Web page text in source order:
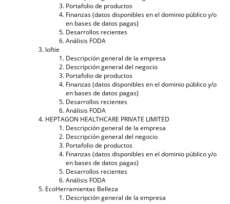
Portafolio de productos
Finanzas (datos disponibles en el dominio público y/o
en bases de datos pagas)
Desarrollos recientes
Análisis FODA
loftie
Descripción general de la empresa
Descripción general del negocio
Portafolio de productos
Finanzas (datos disponibles en el dominio público y/o
en bases de datos pagas)
Desarrollos recientes
Análisis FODA
HEPTAGON HEALTHCARE PRIVATE LIMITED
Descripción general de la empresa
Descripción general del negocio
Portafolio de productos
Finanzas (datos disponibles en el dominio público y/o
en bases de datos pagas)
Desarrollos recientes
Análisis FODA
EcoHerramientas Belleza
Descripción general de la empresa